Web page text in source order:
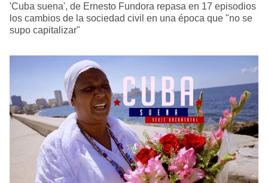
'Cuba suena', de Ernesto Fundora repasa en 17 episodios
los cambios de la sociedad civil en una época que "no se
supo capitalizar"